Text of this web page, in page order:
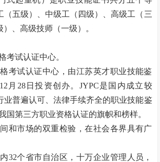
（五级）、中级工（四级）、高级工（三
、高级技师（一级）。
考试认证中心。
考试认证中心，由江苏英才职业技能鉴
月28日投资创办。JYPC是国内成立较
业普遍认可、法律手续齐全的职业技能鉴
国第三方职业资格认证的旗帜和榜样。
和市场的双重检验，在社会各界具有广
32个省市自治区，十万企业管理人员，